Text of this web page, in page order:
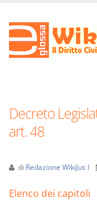
Decreto
art. 48
di Redazione WikiJus I
Elenco dei capitoli